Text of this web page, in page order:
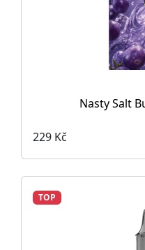
Nasty Salt
229 Kč
TOP